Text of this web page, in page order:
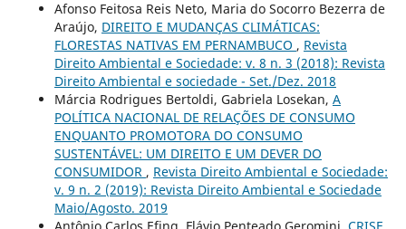
Afonso Feitosa Reis Neto, Maria do Socorro Bezerra de
Araújo, DIREITO E MUDANÇAS CLIMÁTICAS:
FLORESTAS NATIVAS EM PERNAMBUCO , Revista
Direito Ambiental e Sociedade: v. 8 n. 3 (2018): Revista
Direito Ambiental e sociedade - Set./Dez. 2018
Márcia Rodrigues Bertoldi, Gabriela Losekan, A
POLÍTICA NACIONAL DE RELAÇÕES DE CONSUMO
ENQUANTO PROMOTORA DO CONSUMO
SUSTENTÁVEL: UM DIREITO E UM DEVER DO
CONSUMIDOR , Revista Direito Ambiental e Sociedade:
v. 9 n. 2 (2019): Revista Direito Ambiental e Sociedade
Maio/Agosto. 2019